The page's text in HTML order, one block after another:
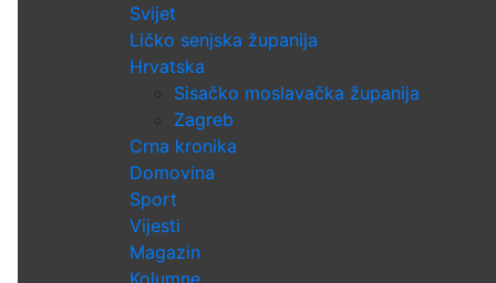
Svijet
Ličko senjska županija
Hrvatska
Sisačko moslavačka županija
Zagreb
Crna kronika
Domovina
Sport
Vijesti
Magazin
Kolumne